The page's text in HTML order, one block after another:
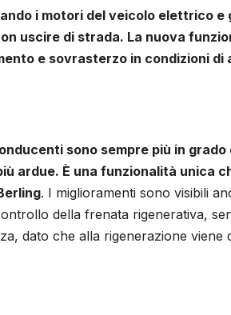
i motori del veicolo elettrico
uscire di strada. La nuova
e sovrasterzo in condizioni di
sono sempre più in
ardue. È una funzionalità unica
. I miglioramenti sono visibili
della frenata rigenerativa,
dato che alla rigenerazione viene